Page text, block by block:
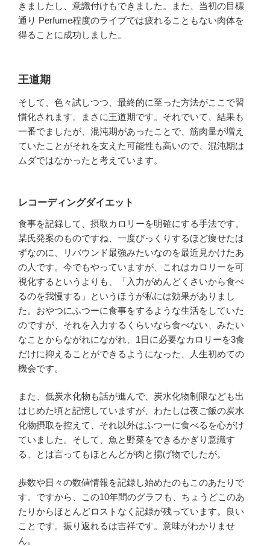
きましたし、意識付けもできました。また、当初の目標
通り Perfume程度のライブでは疲れることもない肉体を
得ることに成功しました。
王道期
そして、色々試しつつ、最終的に至った方法がここで習
慣化されます。まさに王道期です。それでいて、結果も
一番でましたが、混沌期があったことで、筋肉量が増え
ていたことがそれを支えた可能性も高いので、混沌期は
ムダではなかったと考えています。
レコーディングダイエット
食事を記録して、摂取カロリーを明確にする手法です。
某氏発案のものですね、一度びっくりするほど痩せたは
ずなのに、リバウンド最強みたいなのを最近見かけたあ
の人です。今でもやっていますが、これはカロリーを可
視化するというよりも、「入力がめんどくさいから食べ
るのを我慢する」というほうが私には効果がありまし
た。おやつにふつーに食事をするような生活をしていた
のですが、それを入力するくらいなら食べない、みたい
なことからながれにながれ、1日に必要なカロリーを3食
だけに抑えることができるようになった、人生初めての
機会です。
また、低炭水化物も話が進んで、炭水化物制限なども出
はじめた頃と記憶していますが、わたしは夜ご飯の炭水
化物摂取を控えて、それ以外はふつーに食べるを心がけ
ていました。そして、魚と野菜をできるかぎり意識す
る、とは言ってもほとんどが肉と揚げ物でしたが。
歩数や日々の数値情報を記録し始めたのもこのあたりで
す。ですから、この10年間のグラフも、ちょうどこのあ
たりからほとんどロストなく記録が残っています。良い
ことです。振り返れるは吉祥です。意味がわかりませ
ん。